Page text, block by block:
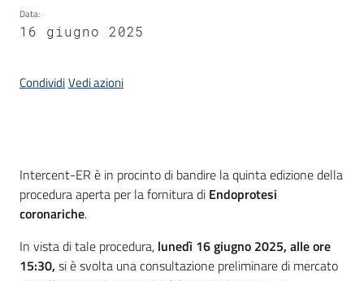
Piattaforme
telematiche
site
Seguici
su
Data:
16 giugno 2025
CondividiVedi azioni
Introduzione
Intercent-ER è in procinto di bandire la quinta edizione della
procedura aperta per la fornitura di Endoprotesi
coronariche.
In vista di tale procedura, lunedì 16 giugno 2025, alle ore
15:30, si è svolta una consultazione preliminare di mercato